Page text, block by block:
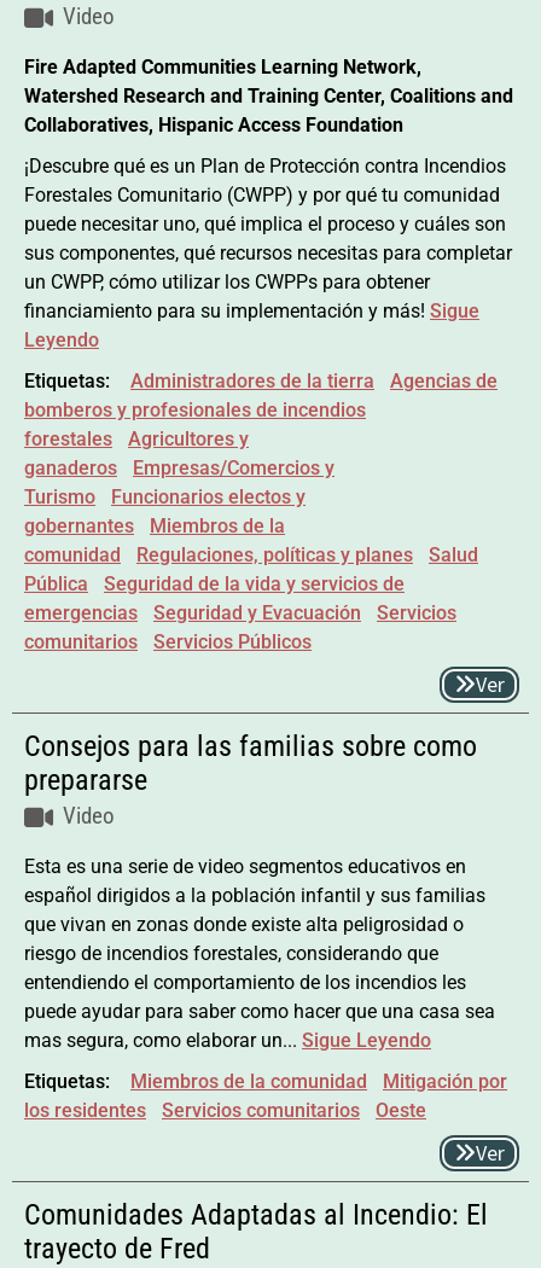
Video
Fire Adapted Communities Learning Network,
Watershed Research and Training Center, Coalitions and
Collaboratives, Hispanic Access Foundation
¡Descubre qué es un Plan de Protección contra Incendios
Forestales Comunitario (CWPP) y por qué tu comunidad
puede necesitar uno, qué implica el proceso y cuáles son
sus componentes, qué recursos necesitas para completar
un CWPP, cómo utilizar los CWPPs para obtener
financiamiento para su implementación y más! Sigue
Leyendo
Etiquetas:
Administradores de la tierra
Agencias de
bomberos y profesionales de incendios
forestales
Agricultores y
ganaderos
Empresas/Comercios y
Turismo
Funcionarios electos y
gobernantes
Miembros de la
comunidad
Regulaciones, políticas y planes
Salud
Pública
Seguridad de la vida y servicios de
emergencias
Seguridad y Evacuación
Servicios
comunitarios
Servicios Públicos
Ver
Consejos para las familias sobre como
prepararse
Video
Esta es una serie de video segmentos educativos en
español dirigidos a la población infantil y sus familias
que vivan en zonas donde existe alta peligrosidad o
riesgo de incendios forestales, considerando que
entendiendo el comportamiento de los incendios les
puede ayudar para saber como hacer que una casa sea
mas segura, como elaborar un... Sigue Leyendo
Etiquetas:
Miembros de la comunidad
Mitigación por
los residentes
Servicios comunitarios Oeste
Ver
Comunidades Adaptadas al Incendio: El
trayecto de Fred